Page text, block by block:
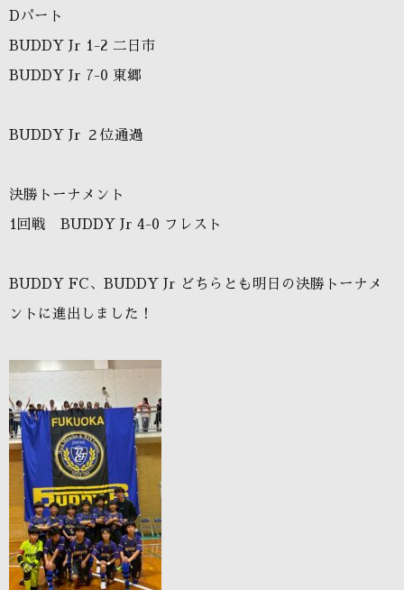
Dパート
BUDDY Jr 1-2 二日市
BUDDY Jr 7-0 東郷
BUDDY Jr ２位通過
決勝トーナメント
1回戦 BUDDY Jr 4-0 フレスト
BUDDY FC、BUDDY Jr どちらとも明日の決勝トーナメ
ントに進出しました！